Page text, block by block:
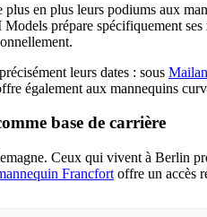
en plus leurs podiums aux
prépare spécifiquement ses
leurs dates : sous
également aux mannequins
base de carrière
Ceux qui vivent à Berlin
Francfort offre un accès